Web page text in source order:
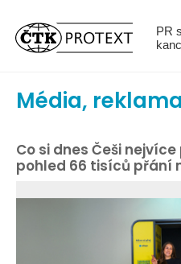
PR
Média, reklama
Co si dnes Češi
pohled 66 tisíců přání